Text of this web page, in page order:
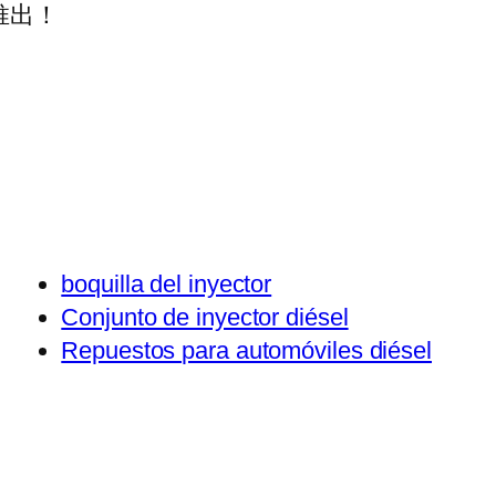
！
boquilla del inyector
Conjunto de inyector diésel
Repuestos para automóviles diésel